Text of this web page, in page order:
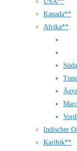
Kanada**
Afrika**
Indischer
Karibik**